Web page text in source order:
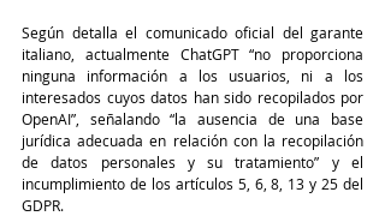
Según detalla el comunicado oficial del garante
italiano, actualmente ChatGPT “no proporciona
ninguna información a los usuarios, ni a los
interesados cuyos datos han sido recopilados por
OpenAI”, señalando “la ausencia de una base
jurídica adecuada en relación con la recopilación
de datos personales y su tratamiento” y el
incumplimiento de los artículos 5, 6, 8, 13 y 25 del
GDPR.